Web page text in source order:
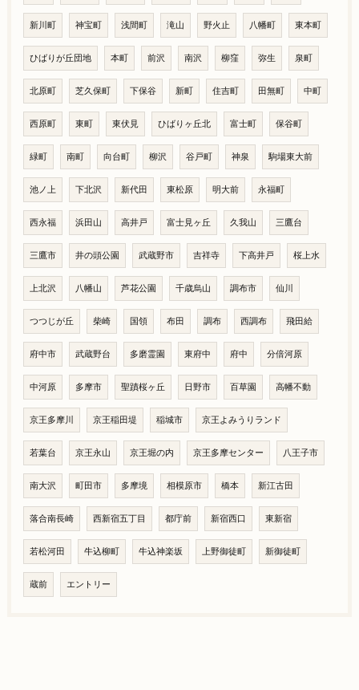
新川町 神宝町 浅間町 滝山 野火止 八幡町 東本町
ひばりが丘団地 本町 前沢 南沢 柳窪 弥生 泉町
北原町 芝久保町 下保谷 新町 住吉町 田無町 中町
西原町 東町 東伏見 ひばりヶ丘北 富士町 保谷町
緑町 南町 向台町 柳沢 谷戸町 神泉 駒場東大前
池ノ上 下北沢 新代田 東松原 明大前 永福町
西永福 浜田山 高井戸 富士見ヶ丘 久我山 三鷹台
三鷹市 井の頭公園 武蔵野市 吉祥寺 下高井戸 桜上水
上北沢 八幡山 芦花公園 千歳烏山 調布市 仙川
つつじが丘 柴崎 国領 布田 調布 西調布 飛田給
府中市 武蔵野台 多磨霊園 東府中 府中 分倍河原
中河原 多摩市 聖蹟桜ヶ丘 日野市 百草園 高幡不動
京王多摩川 京王稲田堤 稲城市 京王よみうりランド
若葉台 京王永山 京王堀の内 京王多摩センター 八王子市
南大沢 町田市 多摩境 相模原市 橋本 新江古田
落合南長崎 西新宿五丁目 都庁前 新宿西口 東新宿
若松河田 牛込柳町 牛込神楽坂 上野御徒町 新御徒町
蔵前 エントリー